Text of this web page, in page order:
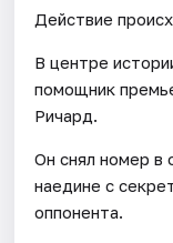
Действие
В центре
помощник
Ричард.
Он снял номер в
наедине с
оппонента.